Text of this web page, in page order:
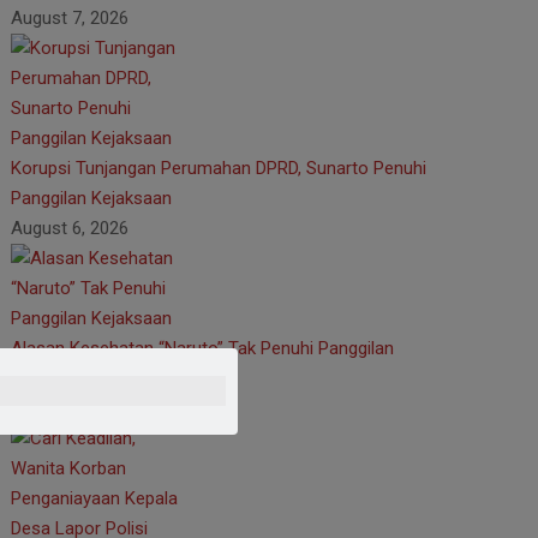
August 7, 2026
Korupsi Tunjangan Perumahan DPRD, Sunarto Penuhi
Panggilan Kejaksaan
August 6, 2026
Alasan Kesehatan “Naruto” Tak Penuhi Panggilan